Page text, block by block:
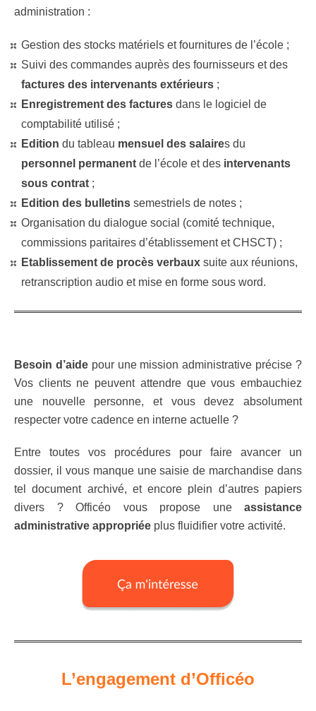
administration :
Gestion des stocks matériels et fournitures de l’école ;
Suivi des commandes auprès des fournisseurs et des
factures des intervenants extérieurs ;
Enregistrement des factures dans le logiciel de
comptabilité utilisé ;
Edition du tableau mensuel des salaires du
personnel permanent de l’école et des intervenants
sous contrat ;
Edition des bulletins semestriels de notes ;
Organisation du dialogue social (comité technique,
commissions paritaires d’établissement et CHSCT) ;
Etablissement de procès verbaux suite aux réunions,
retranscription audio et mise en forme sous word.
Besoin d’aidepour une mission administrative précise ?
Vos clients ne peuvent attendre que vous embauchiez
une nouvelle personne, et vous devez absolument
respecter votre cadence en interne actuelle ?
Entre toutes vos procédures pour faire avancer un
dossier, il vous manque une saisie de marchandise dans
tel document archivé, et encore plein d’autres papiers
divers ? Officéo vous propose uneassistance
administrative appropriée plus fluidifier votre activité.
L’engagement d’Officéo